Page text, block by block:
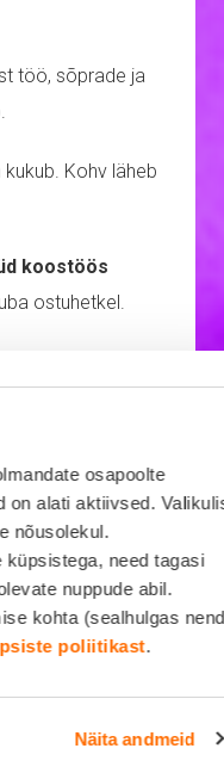
osapoolte
on alati aktiivsed.
nõusolekul.
need tagasi
nuppude abil.
kohta (sealhulgas
poliitikast.
Näita andmeid
töö, sõprade ja
Kohv läheb
koostöös
ostuhetkel.
tuua ka oma
Et saaksid